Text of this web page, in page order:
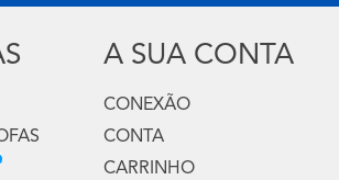
A SUA CONTA
CONEXÃO
CONTA
CARRINHO